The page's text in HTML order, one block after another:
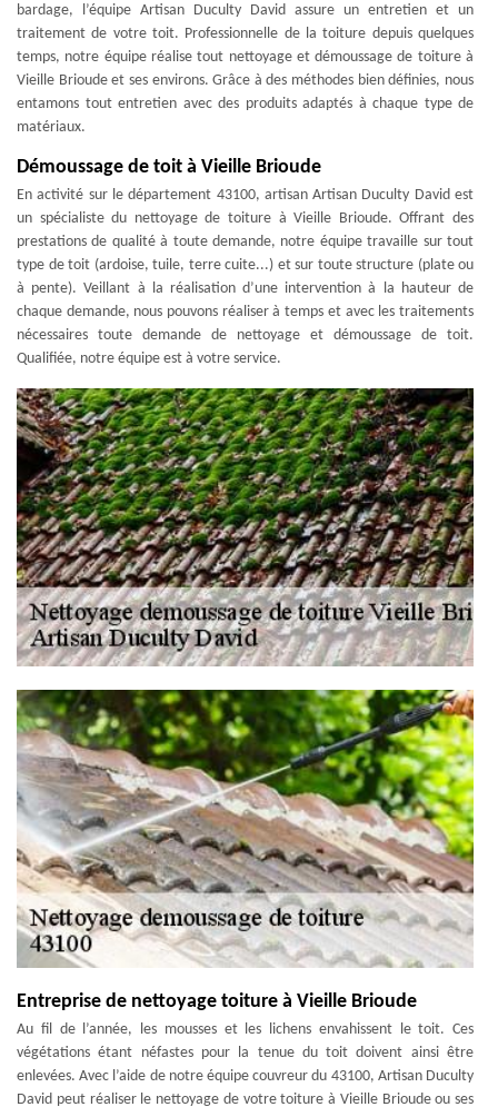
bardage, l’équipe Artisan Duculty David assure un entretien et un
traitement de votre toit. Professionnelle de la toiture depuis quelques
temps, notre équipe réalise tout nettoyage et démoussage de toiture à
Vieille Brioude et ses environs. Grâce à des méthodes bien définies, nous
entamons tout entretien avec des produits adaptés à chaque type de
matériaux.
Démoussage de toit à Vieille Brioude
En activité sur le département 43100, artisan Artisan Duculty David est
un spécialiste du nettoyage de toiture à Vieille Brioude. Offrant des
prestations de qualité à toute demande, notre équipe travaille sur tout
type de toit (ardoise, tuile, terre cuite...) et sur toute structure (plate ou
à pente). Veillant à la réalisation d’une intervention à la hauteur de
chaque demande, nous pouvons réaliser à temps et avec les traitements
nécessaires toute demande de nettoyage et démoussage de toit.
Qualifiée, notre équipe est à votre service.
Entreprise de nettoyage toiture à Vieille Brioude
Au fil de l’année, les mousses et les lichens envahissent le toit. Ces
végétations étant néfastes pour la tenue du toit doivent ainsi être
enlevées. Avec l’aide de notre équipe couvreur du 43100, Artisan Duculty
David peut réaliser le nettoyage de votre toiture à Vieille Brioude ou ses